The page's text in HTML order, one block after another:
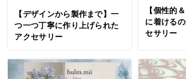
【デザインから製作まで】一
つ一つ丁寧に作り上げられた
アクセサリー
【個性的
に着ける
セサリー